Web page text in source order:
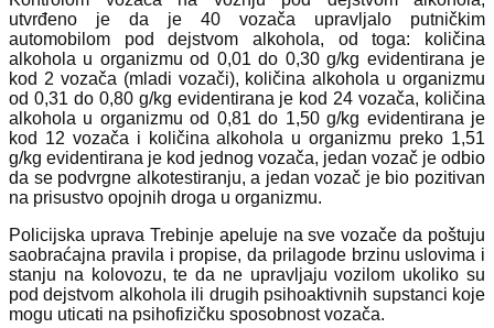
utvrđeno je da je 40 vozača upravljalo putničkim
automobilom pod dejstvom alkohola, od toga: količina
alkohola u organizmu od 0,01 do 0,30 g/kg evidentirana je
kod 2 vozača (mladi vozači), količina alkohola u organizmu
od 0,31 do 0,80 g/kg evidentirana je kod 24 vozača, količina
alkohola u organizmu od 0,81 do 1,50 g/kg evidentirana je
kod 12 vozača i količina alkohola u organizmu preko 1,51
g/kg evidentirana je kod jednog vozača, jedan vozač je odbio
da se podvrgne alkotestiranju, a jedan vozač je bio pozitivan
na prisustvo opojnih droga u organizmu.
Policijska uprava Trebinje apeluje na sve vozače da poštuju
saobraćajna pravila i propise, da prilagode brzinu uslovima i
stanju na kolovozu, te da ne upravljaju vozilom ukoliko su
pod dejstvom alkohola ili drugih psihoaktivnih supstanci koje
mogu uticati na psihofizičku sposobnost vozača.